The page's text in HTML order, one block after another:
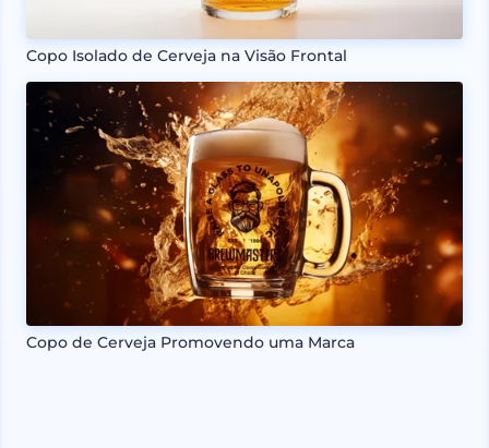
Copo Isolado de Cerveja na Visão Frontal
Copo de Cerveja Promovendo uma Marca